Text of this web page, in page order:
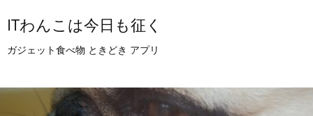
ITわんこは今日も征く
ガジェット食べ物 ときどき アプリ